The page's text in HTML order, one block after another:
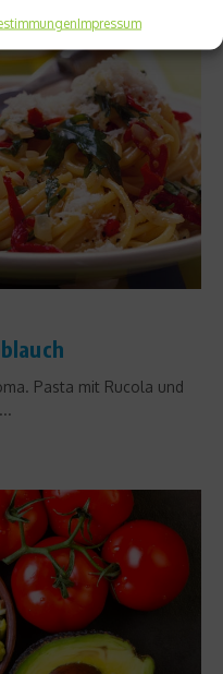
Impressum
Pasta mit Rucola und